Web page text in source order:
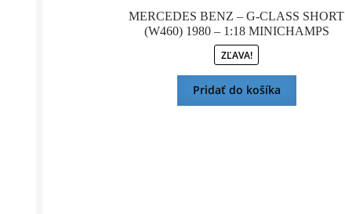
MERCEDES BENZ – G-CLASS SHORT
(W460) 1980 – 1:18 MINICHAMPS
ZĽAVA!
Pridať do košíka